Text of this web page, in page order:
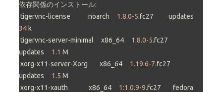
依存関係のインストール:
tigervnc-license            noarch 1.8.0-5
34 k
tigervnc-server-minimal     x86_64 1.8.0-5.fc27
updates 1 .1 M
xorg-x11-server-Xorg        x86_64 1.19.6-7.fc27
updates 1 .5 M
xorg-x11-xauth              x86_64 1:1.0.9-9